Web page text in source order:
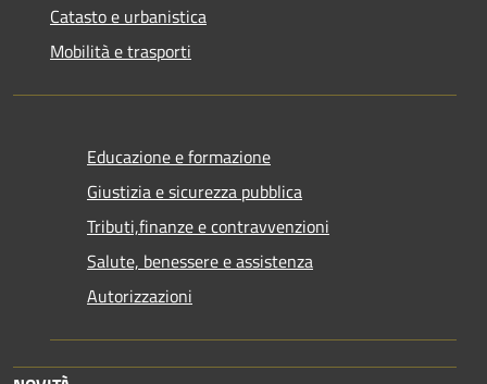
Catasto e urbanistica
Mobilità e trasporti
Educazione e formazione
Giustizia e sicurezza pubblica
Tributi,finanze e contravvenzioni
Salute, benessere e assistenza
Autorizzazioni